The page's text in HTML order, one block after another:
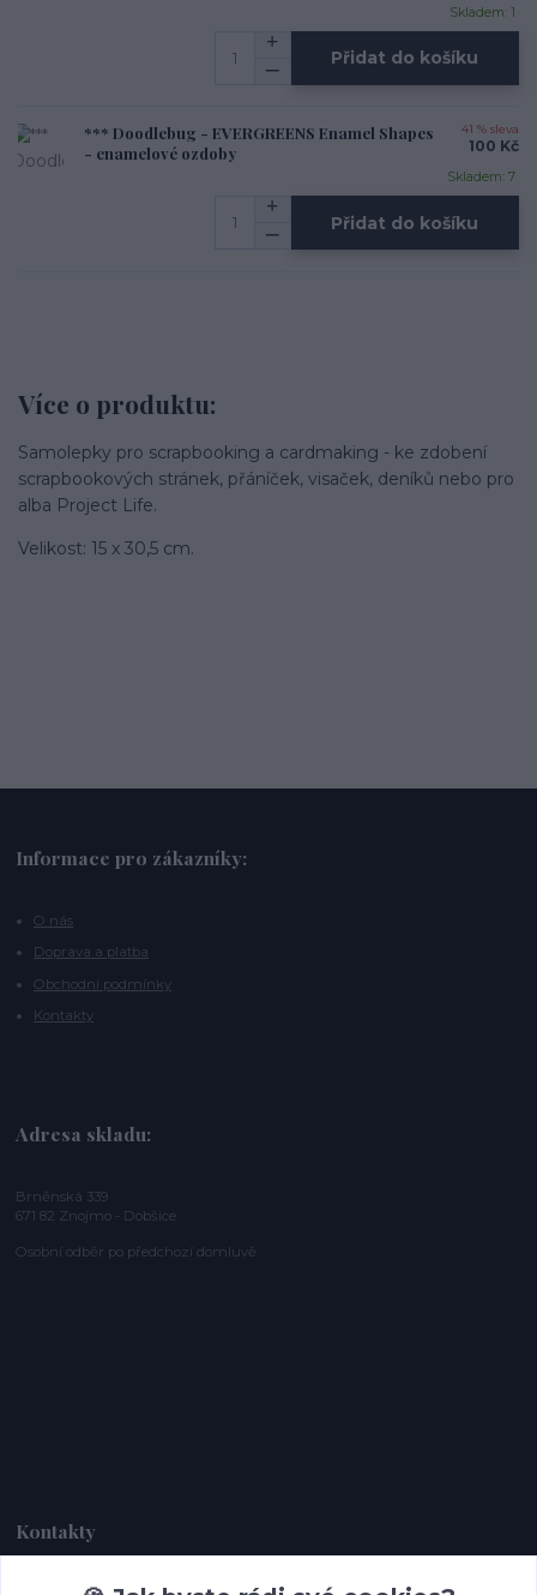
Skladem: 1
Přidat do košíku
*** Doodlebug - EVERGREENS Enamel Shapes
- enamelové ozdoby
41 % sleva
100 Kč
Skladem: 7
Přidat do košíku
Více o produktu:
Samolepky pro scrapbooking a cardmaking - ke zdobení
scrapbookových stránek, přáníček, visaček, deníků nebo pro
alba Project Life.
Velikost: 15 x 30,5 cm.
Informace pro zákazníky:
O nás
Doprava a platba
Obchodní podmínky
Kontakty
Adresa skladu:
Brněnská 339
671 82 Znojmo - Dobšice
Osobní odběr po předchozí domluvě.
Kontakty